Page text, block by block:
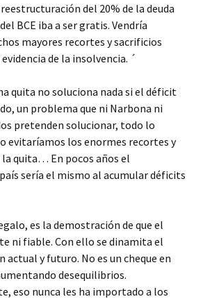
del 20% de la deuda
BCE iba a ser gratis. Vendría
mayores recortes y sacrificios
de la insolvencia. ´
quita no soluciona nada si el déficit
un problema que ni Narbona ni
pretenden solucionar, todo lo
evitaríamos los enormes recortes y
quita… En pocos años el
sería el mismo al acumular déficits
es la demostración de que el
ni fiable. Con ello se dinamita el
actual y futuro. No es un cheque en
desequilibrios.
eso nunca les ha importado a los